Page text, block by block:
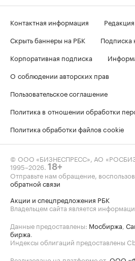
Контактная информация
Редакция
Скрыть баннеры на РБК
Подписка
Корпоративная подписка
О соблюдении авторских прав
Пользовательское соглашение
Политика в отношении обработки
Политика обработки файлов cookie
© ООО «БИЗНЕСПРЕСС», АО
1995–2026. 18+
Отправьте нам обращение,
обратной связи
Акции и спецпредложения РБК
Владельцем сайта является
Данные предоставлены: Мосбиржа,
биржа.
Индексы облигаций предоставлены